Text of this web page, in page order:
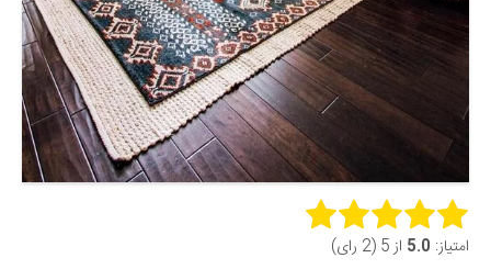
Rate this item:
امتیاز: 5.0 از 5 (2 رای)